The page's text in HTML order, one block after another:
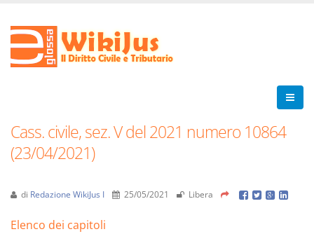
Cass. civile, sez. V del 2021 numero 10864
(23/04/2021)
di Redazione WikiJus I 25/05/2021 Libera
Elenco dei capitoli